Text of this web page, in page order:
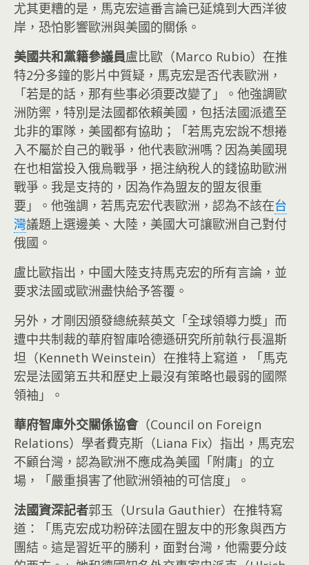
尤其更糟的是，馬克宏這番言論已延燒到大西洋彼
岸，恐怕影響歐洲與美國的關係。
美國共和黨籍參議員盧比歐（Marco Rubio）在推
特2分多鐘的影片中質疑，馬克宏是否代表歐洲，
「若是的話，那有些事必須要改變了」。他強調歐
洲防禦，特別是法國都依賴美國，包括法國派遣至
北非的軍隊，美國都有協助；「若馬克宏說不想捲
入不屬於自己的戰爭，他代表歐洲嗎？因為美國現
在也相當投入俄烏戰爭，挹注納稅人的錢協助歐洲
戰爭。我是支持的，因為作為盟友的盟友很重
要」。他強調，若馬克宏代表歐洲，認為不該在台
灣議題上選邊美、大陸，美國大可讓歐洲自己對付
俄國。
盧比歐指出，中國大陸支持馬克宏的所有言論，並
要求法國或歐洲盡快給予答覆。
另外，才剛因頒發總統蔡英文「全球領導力獎」而
遭中共制裁的華府智庫哈德遜研究所前執行長溫斯
坦（Kenneth Weinstein）在推特上寫道，「馬克
宏是法國第五共和歷史上最沒有策略也最弱的國際
領袖」。
華府智庫外交關係協會（Council on Foreign
Relations）學者費克斯（Liana Fix）指出，馬克宏
不顧台灣，認為歐洲不應成為美國「附庸」的立
場，「嚴重損害了他歐洲領袖的可信度」。
法國資深記者郭玉（Ursula Gauthier）在推特寫
道：「馬克宏成功粉碎法國在盟友中的形象與西方
團結。這是習近平的勝利，面對台灣，他需要分歧